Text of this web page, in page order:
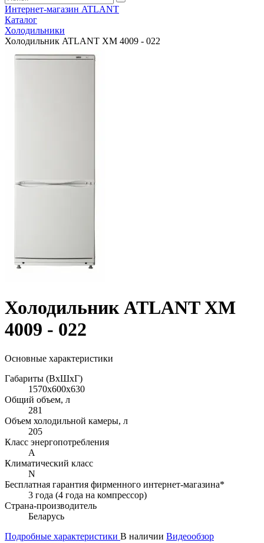
Интернет-магазин ATLANT
Каталог
Холодильники
Холодильник ATLANT ХМ 4009 - 022
Холодильник ATLANT ХМ
4009 - 022
Основные характеристики
Габариты (ВхШхГ)
1570x600x630
Общий объем, л
281
Объем холодильной камеры, л
205
Класс энергопотребления
A
Климатический класс
N
Бесплатная гарантия фирменного интернет-магазина*
3 года (4 года на компрессор)
Страна-производитель
Беларусь
Подробные характеристики В наличии Видеообзор